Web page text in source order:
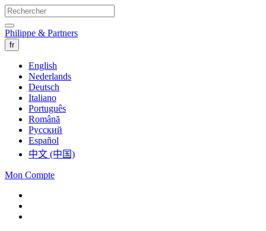
Philippe & Partners
fr
English
Nederlands
Deutsch
Italiano
Português
Română
Русский
Español
中文 (中国)
Mon Compte